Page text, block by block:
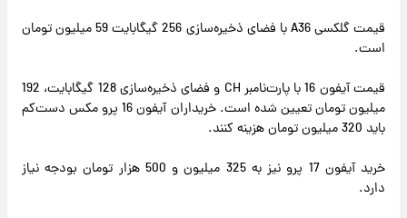
قیمت گلکسی A36 با فضای ذخیره‌سازی 256 گیگابایت 59 میلیون تومان
است.
قیمت آیفون 16 با پارت‌نامبر CH و فضای ذخیره‌سازی 128 گیگابایت، 192
میلیون تومان تعیین شده است. خریداران آیفون 16 پرو مکس دست‌کم
باید 320 میلیون تومان هزینه کنند.
خرید آیفون 17 پرو نیز به 325 میلیون و 500 هزار تومان بودجه نیاز
دارد.